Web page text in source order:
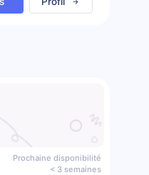
Prochaine disponibilité
< 3 semaines